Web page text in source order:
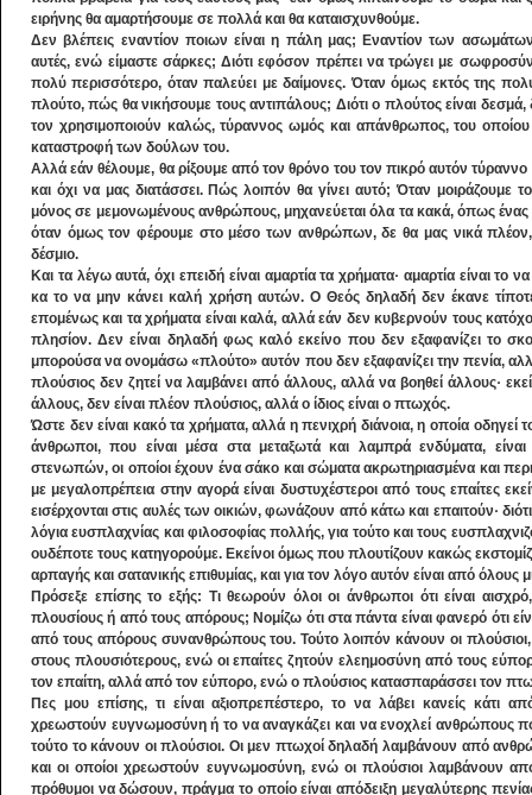
ειρήνης θα αμαρτήσουμε σε πολλά και θα καταισχυνθούμε.
Δεν βλέπεις εναντίον ποιων είναι η πάλη μας; Εναντίον των
αυτές, ενώ είμαστε σάρκες; Διότι εφόσον πρέπει να τρώγει με
πολύ περισσότερο, όταν παλεύει με δαίμονες. Όταν όμως εκτός της
πλούτο, πώς θα νικήσουμε τους αντιπάλους; Διότι ο πλούτος είναι
τον χρησιμοποιούν καλώς, τύραννος ωμός και απάνθρωπος, του
καταστροφή των δούλων του.
Αλλά εάν θέλουμε, θα ρίξουμε από τον θρόνο του τον πικρό αυτόν
και όχι να μας διατάσσει. Πώς λοιπόν θα γίνει αυτό; Όταν μοιράζουμε
μόνος σε μεμονωμένους ανθρώπους, μηχανεύεται όλα τα κακά, όπως ένας
όταν όμως τον φέρουμε στο μέσο των ανθρώπων, δε θα μας νικά πλέον,
δέσμιο.
Και τα λέγω αυτά, όχι επειδή είναι αμαρτία τα χρήματα· αμαρτία είναι το
κα το να μην κάνει καλή χρήση αυτών. Ο Θεός δηλαδή δεν έκανε
επομένως και τα χρήματα είναι καλά, αλλά εάν δεν κυβερνούν τους
πλησίον. Δεν είναι δηλαδή φως καλό εκείνο που δεν εξαφανίζει το
μπορούσα να ονομάσω «πλούτο» αυτόν που δεν εξαφανίζει την πενία,
πλούσιος δεν ζητεί να λαμβάνει από άλλους, αλλά να βοηθεί άλλους·
άλλους, δεν είναι πλέον πλούσιος, αλλά ο ίδιος είναι ο πτωχός.
Ώστε δεν είναι κακό τα χρήματα, αλλά η πενιχρή διάνοια, η οποία οδηγεί
άνθρωποι, που είναι μέσα στα μεταξωτά και λαμπρά ενδύματα, είναι
στενωπών, οι οποίοι έχουν ένα σάκο και σώματα ακρωτηριασμένα και
με μεγαλοπρέπεια στην αγορά είναι δυστυχέστεροι από τους επαίτες
εισέρχονται στις αυλές των οικιών, φωνάζουν από κάτω και επαιτούν·
λόγια ευσπλαχνίας και φιλοσοφίας πολλής, για τούτο και τους
ουδέποτε τους κατηγορούμε. Εκείνοι όμως που πλουτίζουν κακώς
αρπαγής και σατανικής επιθυμίας, και για τον λόγο αυτόν είναι από όλους
Πρόσεξε επίσης το εξής: Τι θεωρούν όλοι οι άνθρωποι ότι είναι
πλουσίους ή από τους απόρους; Νομίζω ότι στα πάντα είναι φανερό ότι
από τους απόρους συνανθρώπους του. Τούτο λοιπόν κάνουν οι
στους πλουσιότερους, ενώ οι επαίτες ζητούν ελεημοσύνη από τους
τον επαίτη, αλλά από τον εύπορο, ενώ ο πλούσιος κατασπαράσσει τον
Πες μου επίσης, τι είναι αξιοπρεπέστερο, το να λάβει κανείς κάτι
χρεωστούν ευγνωμοσύνη ή το να αναγκάζει και να ενοχλεί ανθρώπους
τούτο το κάνουν οι πλούσιοι. Οι μεν πτωχοί δηλαδή λαμβάνουν από
και οι οποίοι χρεωστούν ευγνωμοσύνη, ενώ οι πλούσιοι λαμβάνουν
πρόθυμοι να δώσουν, πράγμα το οποίο είναι απόδειξη μεγαλύτερης